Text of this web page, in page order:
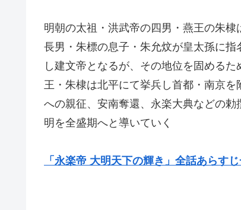
明朝の太祖・洪武帝の四男・燕王の朱
長男・朱標の息子・朱允炆が皇太孫に
し建文帝となるが、その地位を固める
王・朱棣は北平にて挙兵し首都・南京
への親征、安南奪還、永楽大典などの
明を全盛期へと導いていく
「永楽帝 大明天下の輝き」全話あらす